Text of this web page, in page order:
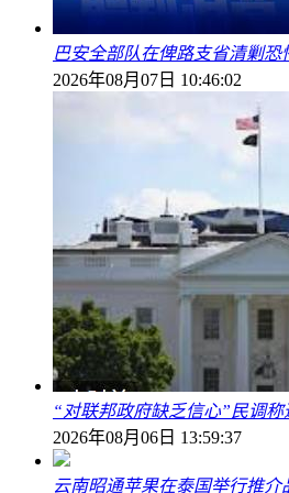
巴安全部队在俾路支省清剿恐
2026年08月07日 10:46:02
“对联邦政府缺乏信心”民调
2026年08月06日 13:59:37
云南昭通苹果在泰国举行推介